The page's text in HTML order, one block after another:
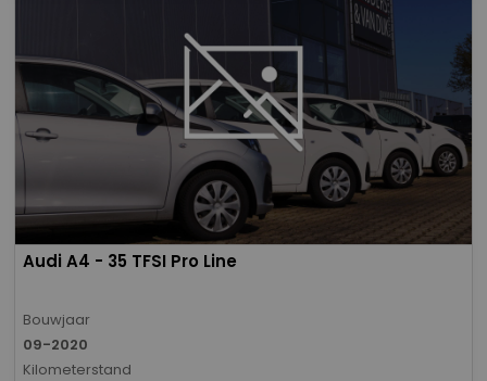
Audi A4 - 35 TFSI Pro Line
Bouwjaar
09-2020
Kilometerstand